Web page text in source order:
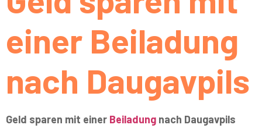
einer Beiladung
nach Daugavpils
Geld sparen mit einer Beiladung nach Daugavpils